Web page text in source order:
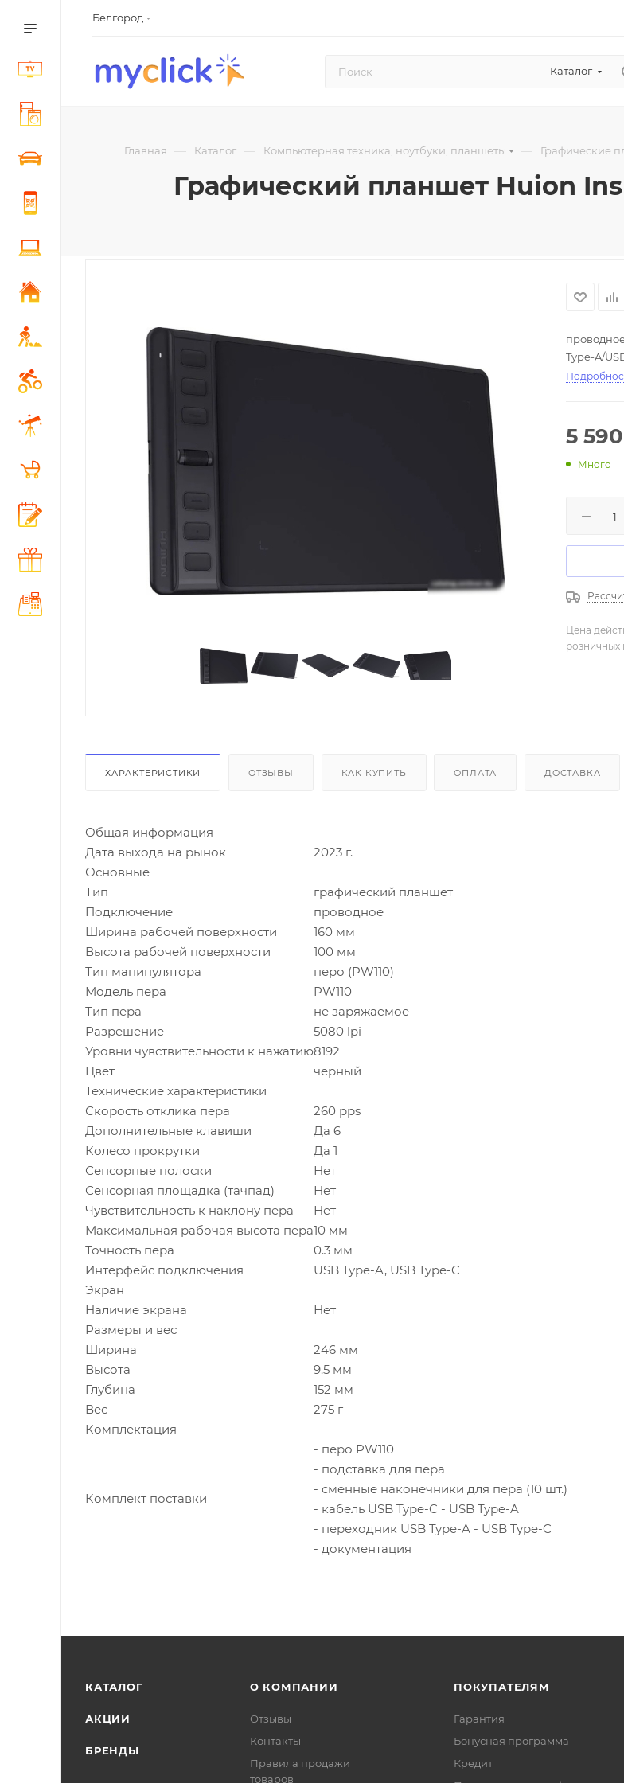
Белгород
Каталог
Главная — Каталог — Компьютерная техника, ноутбуки, планшеты — Графические
Графический планшет Huion
Type-A/
5 590
Много
Цена
розничных
ХАРАКТЕРИСТИКИ ОТЗЫВЫ КАК КУПИТЬ ОПЛАТА ДОСТАВКА
Общая информация
Дата выхода на рынок
2023 г.
Основные
Тип
графический планшет
Подключение
проводное
Ширина рабочей поверхности
160 мм
Высота рабочей поверхности
100 мм
Тип манипулятора
перо (PW110)
Модель пера
PW110
Тип пера
не заряжаемое
Разрешение
5080 lpi
Уровни чувствительности к нажатию8192
Цвет
черный
Технические характеристики
Скорость отклика пера
260 pps
Дополнительные клавиши
Да 6
Колесо прокрутки
Да 1
Сенсорные полоски
Нет
Сенсорная площадка (тачпад)
Нет
Чувствительность к наклону пера
Нет
Максимальная рабочая высота пера10 мм
Точность пера
0.3 мм
Интерфейс подключения
USB Type-A, USB Type-C
Экран
Наличие экрана
Нет
Размеры и вес
Ширина
246 мм
Высота
9.5 мм
Глубина
152 мм
Вес
275 г
Комплектация
Комплект поставки
- перо PW110
- подставка для пера
- сменные наконечники для пера (10 шт.)
- кабель USB Type-C - USB Type-A
- переходник USB Type-A - USB Type-C
- документация
КАТАЛОГ
АКЦИИ
БРЕНДЫ
О КОМПАНИИ
Отзывы
Контакты
Правила продажи
товаров
ПОКУПАТЕЛЯМ
Гарантия
Бонусная программа
Кредит